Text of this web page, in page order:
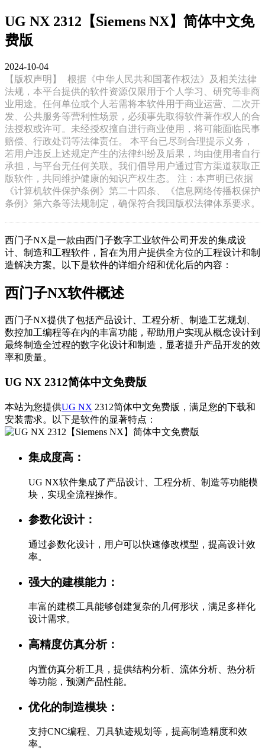
UG NX 2312【Siemens NX】简体中文免
费版
2024-10-04
【版权声明】
根据《中华人民共和国著作权法》及相关法律
法规，本平台提供的软件资源仅限用于个人学习、研究等非商
业用途。任何单位或个人若需将本软件用于商业运营、二次开
发、公共服务等营利性场景，必须事先取得软件著作权人的合
法授权或许可。未经授权擅自进行商业使用，将可能面临民事
赔偿、行政处罚等法律责任。 本平台已尽到合理提示义务，
若用户违反上述规定产生的法律纠纷及后果，均由使用者自行
承担，与平台无任何关联。我们倡导用户通过官方渠道获取正
版软件，共同维护健康的知识产权生态。 注：本声明已依据
《计算机软件保护条例》第二十四条、《信息网络传播权保护
条例》第六条等法规制定，确保符合我国版权法律体系要求。
西门子NX是一款由西门子数字工业软件公司开发的集成设
计、制造和工程软件，旨在为用户提供全方位的工程设计和制
造解决方案。以下是软件的详细介绍和优化后的内容：
西门子NX软件概述
西门子NX提供了包括产品设计、工程分析、制造工艺规划、
数控加工编程等在内的丰富功能，帮助用户实现从概念设计到
最终制造全过程的数字化设计和制造，显著提升产品开发的效
率和质量。
UG NX 2312简体中文免费版
本站为您提供UG NX 2312简体中文免费版，满足您的下载和
安装需求。以下是软件的显著特点：
集成度高：
UG NX软件集成了产品设计、工程分析、制造等功能模
块，实现全流程操作。
参数化设计：
通过参数化设计，用户可以快速修改模型，提高设计效
率。
强大的建模能力：
丰富的建模工具能够创建复杂的几何形状，满足多样化
设计需求。
高精度仿真分析：
内置仿真分析工具，提供结构分析、流体分析、热分析
等功能，预测产品性能。
优化的制造模块：
支持CNC编程、刀具轨迹规划等，提高制造精度和效
率。